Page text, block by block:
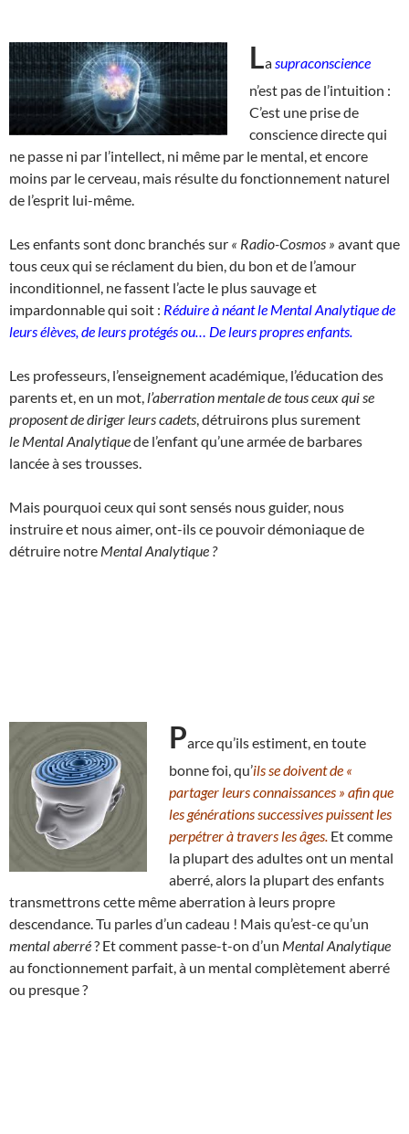
La supraconscience
n’est pas de l’intuition :
C’est une prise de
conscience directe qui
ne passe ni par l’intellect, ni même par le mental, et encore
moins par le cerveau, mais résulte du fonctionnement naturel
de l’esprit lui-même.
Les enfants sont donc branchés sur « Radio-Cosmos » avant que
tous ceux qui se réclament du bien, du bon et de l’amour
inconditionnel, ne fassent l’acte le plus sauvage et
impardonnable qui soit : Réduire à néant le Mental Analytique de
leurs élèves, de leurs protégés ou…
De leurs propres enfants.
Les professeurs, l’enseignement académique, l’éducation des
parents et, en un mot, l’aberration mentale de tous ceux qui se
proposent de diriger leurs cadets , détruirons plus surement
le Mental Analytiquede l’enfant qu’une armée de barbares
lancée à ses trousses.
Mais pourquoi ceux qui sont sensés nous guider, nous
instruire et nous aimer, ont-ils ce pouvoir démoniaque de
détruire notre Mental Analytique ?
Parce qu’ils estiment, en toute
bonne foi, qu’ils se doivent de «
partager leurs connaissances » afin que
les générations successives puissent les
perpétrer à travers les âges. Et comme
la plupart des adultes ont un mental
aberré, alors la plupart des enfants
transmettrons cette même aberration à leurs propre
descendance. Tu parles d’un cadeau ! Mais qu’est-ce qu’un
mental aberré? Et comment passe-t-on d’un Mental Analytique
au fonctionnement parfait, à un mental complètement aberré
ou presque ?